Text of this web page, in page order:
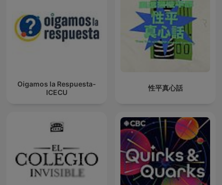
Oigamos la Respuesta-
ICECU
性平真心話